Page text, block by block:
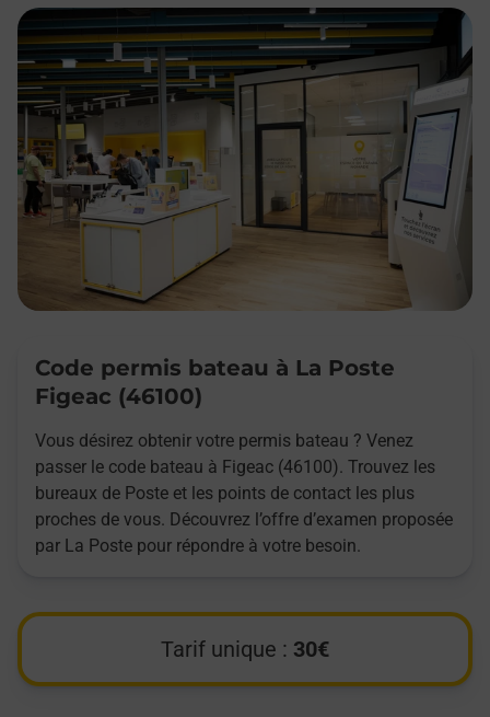
Code permis bateau à La Poste
Figeac (46100)
Vous désirez obtenir votre permis bateau ? Venez
passer le code bateau à Figeac (46100). Trouvez les
bureaux de Poste et les points de contact les plus
proches de vous. Découvrez l’offre d’examen proposée
par La Poste pour répondre à votre besoin.
Tarif unique : 30€